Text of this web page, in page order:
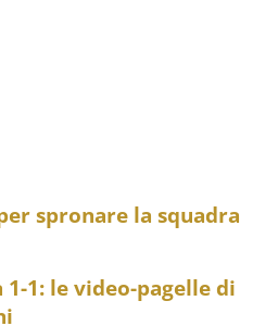
spronare la squadra
1: le video-pagelle di